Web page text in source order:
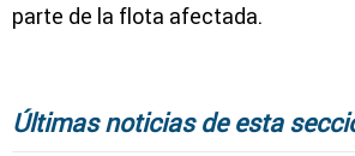
parte de la flota afectada.
Últimas noticias de esta